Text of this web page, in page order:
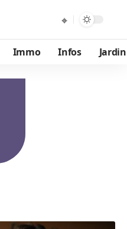
Immo Infos Jardin